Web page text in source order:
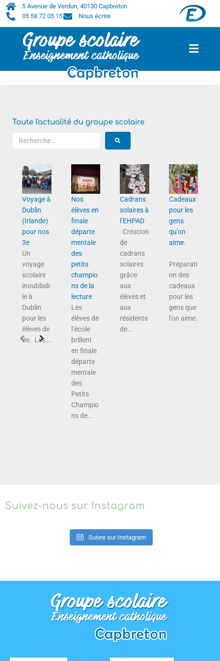
5 Avenue de Verdun, 40130 Capbreton
05 58 72 05 15
Nous écrire
Toute l'actualité du groupe scolaire
Voyage à
Dublin
(Irlande)
pour nos
3e
Un
voyage
scolaire
inoubliab
le à
Dublin
pour les
élèves de
3e. Les...
Nos
élèves en
finale
départe
mentale
des
petits
champio
ns de la
lecture.
Les
élèves de
l’école
brillent
en finale
départe
mentale
des
Petits
Champio
ns de...
Cadrans
solaires à
l’EHPAD
Création
de
cadrans
solaires
grâce
aux
élèves et
aux
résidents
de...
Cadeaux
pour les
gens
qu’on
aime.
Préparati
on des
cadeaux
pour les
gens que
l'on aime.
Suivez-nous sur Instagram
Suivre sur Instagram